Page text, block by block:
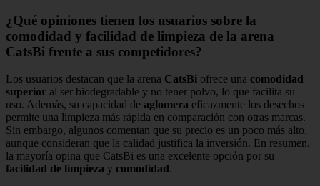
¿Qué opiniones tienen los usuarios sobre la
comodidad y facilidad de limpieza de la arena
CatsBi frente a sus competidores?
Los usuarios destacan que la arena CatsBi ofrece una comodidad
superior al ser biodegradable y no tener polvo, lo que facilita su
uso. Además, su capacidad de aglomera eficazmente los desechos
permite una limpieza más rápida en comparación con otras marcas.
Sin embargo, algunos comentan que su precio es un poco más alto,
aunque consideran que la calidad justifica la inversión. En resumen,
la mayoría opina que CatsBi es una excelente opción por su
facilidad de limpieza y comodidad .